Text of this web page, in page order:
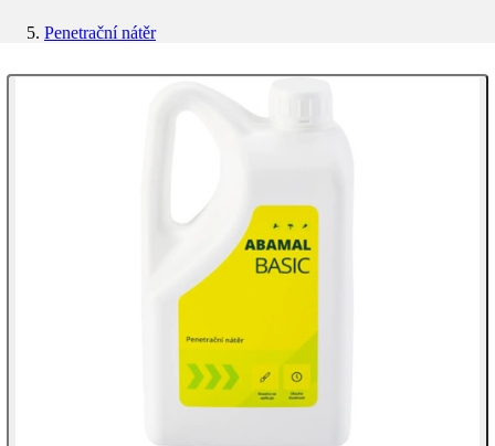
Penetrační nátěr